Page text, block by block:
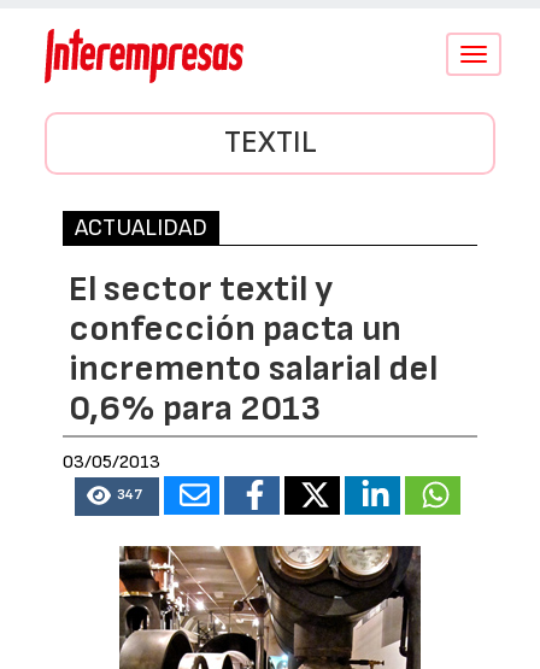
Conmutar
TEXTIL
ACTUALIDAD
El sector textil y
confección pacta un
incremento salarial del
0,6% para 2013
03/05/2013
347